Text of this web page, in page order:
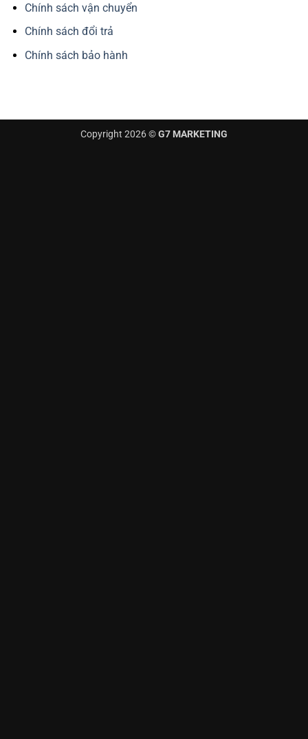
Chính sách vận chuyển
Chính sách đổi trả
Chính sách bảo hành
Copyright 2026 ©G7 MARKETING